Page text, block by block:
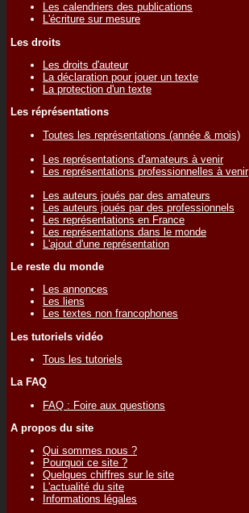
Les calendriers des publications
L'écriture sur mesure
Les droits
Les droits d'auteur
La déclaration pour jouer un texte
La protection d'un texte
Les réprésentations
Toutes les représentations (année & mois)
Les représentations d'amateurs à venir
Les représentations professionnelles à venir
Les auteurs joués par des amateurs
Les auteurs joués par des professionnels
Les représentations en France
Les représentations dans le monde
L'ajout d'une représentation
Le reste du monde
Les annonces
Les liens
Les textes non francophones
Les tutoriels vidéo
Tous les tutoriels
La FAQ
FAQ : Foire aux questions
A propos du site
Qui sommes nous ?
Pourquoi ce site ?
Quelques chiffres sur le site
L'actualité du site
Informations légales